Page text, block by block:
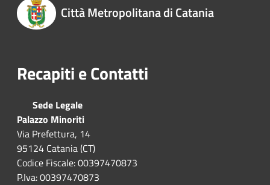
Città Metropolitana di Catania
Recapiti e Contatti
Sede Legale
Palazzo Minoriti
Via Prefettura, 14
95124 Catania (CT)
Codice Fiscale: 00397470873
P.Iva: 00397470873